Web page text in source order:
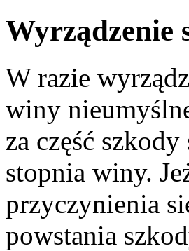
Wyrządzenie
W razie
winy
za część
stopnia winy.
przyczynienia
powstania